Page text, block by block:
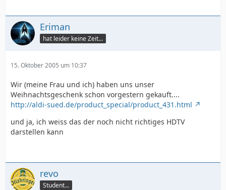
Eriman
hat leider keine Zeit...
15. Oktober 2005 um 10:37
Wir (meine Frau und ich) haben uns unser
Weihnachtsgeschenk schon vorgestern gekauft....
http://aldi-sued.de/product_special/product_431.html
und ja, ich weiss das der noch nicht richtiges HDTV
darstellen kann
revo
Student...